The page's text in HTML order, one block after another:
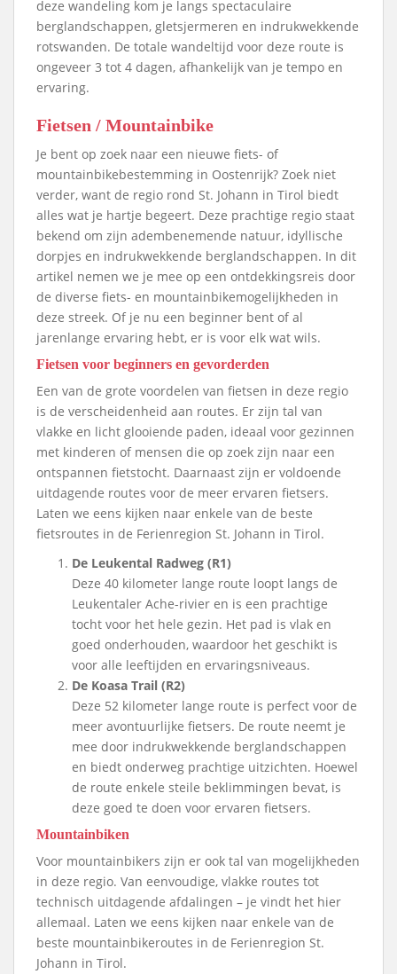
deze wandeling kom je langs spectaculaire
berglandschappen, gletsjermeren en indrukwekkende
rotswanden. De totale wandeltijd voor deze route is
ongeveer 3 tot 4 dagen, afhankelijk van je tempo en
ervaring.
Fietsen / Mountainbike
Je bent op zoek naar een nieuwe fiets- of
mountainbikebestemming in Oostenrijk? Zoek niet
verder, want de regio rond St. Johann in Tirol biedt
alles wat je hartje begeert. Deze prachtige regio staat
bekend om zijn adembenemende natuur, idyllische
dorpjes en indrukwekkende berglandschappen. In dit
artikel nemen we je mee op een ontdekkingsreis door
de diverse fiets- en mountainbikemogelijkheden in
deze streek. Of je nu een beginner bent of al
jarenlange ervaring hebt, er is voor elk wat wils.
Fietsen voor beginners en gevorderden
Een van de grote voordelen van fietsen in deze regio
is de verscheidenheid aan routes. Er zijn tal van
vlakke en licht glooiende paden, ideaal voor gezinnen
met kinderen of mensen die op zoek zijn naar een
ontspannen fietstocht. Daarnaast zijn er voldoende
uitdagende routes voor de meer ervaren fietsers.
Laten we eens kijken naar enkele van de beste
fietsroutes in de Ferienregion St. Johann in Tirol.
De Leukental Radweg (R1)
Deze 40 kilometer lange route loopt langs de
Leukentaler Ache-rivier en is een prachtige
tocht voor het hele gezin. Het pad is vlak en
goed onderhouden, waardoor het geschikt is
voor alle leeftijden en ervaringsniveaus.
De Koasa Trail (R2)
Deze 52 kilometer lange route is perfect voor de
meer avontuurlijke fietsers. De route neemt je
mee door indrukwekkende berglandschappen
en biedt onderweg prachtige uitzichten. Hoewel
de route enkele steile beklimmingen bevat, is
deze goed te doen voor ervaren fietsers.
Mountainbiken
Voor mountainbikers zijn er ook tal van mogelijkheden
in deze regio. Van eenvoudige, vlakke routes tot
technisch uitdagende afdalingen – je vindt het hier
allemaal. Laten we eens kijken naar enkele van de
beste mountainbikeroutes in de Ferienregion St.
Johann in Tirol.